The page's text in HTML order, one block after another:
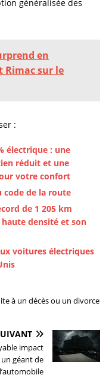
généralisée des
en
Rimac sur le
:
électrique : une
réduit et une
votre confort
de la route
de 1 205 km
densité et son
voitures électriques
à un décès ou un divorce
impact
géant de
l’automobile